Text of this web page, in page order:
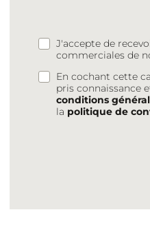
J'accepte de
commerciales de
En cochant cette
pris connaissance
conditions
la politique de